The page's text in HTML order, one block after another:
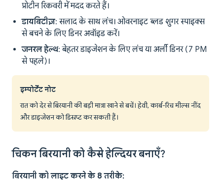
प्रोटीन रिकवरी में मदद करते हैं।
डायबिटीज़: सलाद के साथ लंच। ओवरनाइट ब्लड शुगर स्पाइक्स
से बचने के लिए डिनर अवॉइड करें।
जनरल हेल्थ: बेहतर डाइजेशन के लिए लंच या अर्ली डिनर (7 PM
से पहले)।
इम्पोर्टेंट नोट
रात को देर से बिरयानी की बड़ी मात्रा खाने से बचें। हेवी, कार्ब-रिच मील्स नींद
और डाइजेशन को डिस्रप्ट कर सकती हैं।
चिकन बिरयानी को कैसे हेल्दियर बनाएँ?
बिरयानी को लाइट करने के 8 तरीके: